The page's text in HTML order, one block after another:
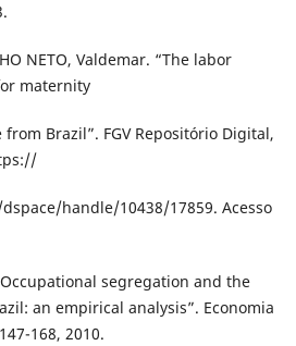
NETO, Valdemar. “The labor
maternity
Brazil”. FGV Repositório Digital,
handle/10438/17859. Acesso
segregation and the
an empirical analysis”. Economia
168, 2010.